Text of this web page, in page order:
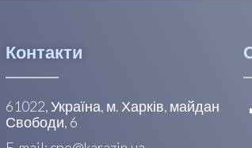
Контакти
61022, Україна, м. Харків, майдан
Свободи, 6